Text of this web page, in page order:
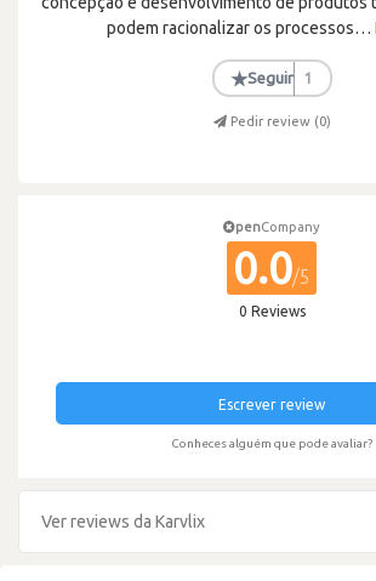
podem racionalizar os processos…
★Seguir 1
Pedir review (0)
penCompany
0.0/5
0 Reviews
Escrever review
Conheces alguém que pode avaliar?
Ver reviews da Karvlix